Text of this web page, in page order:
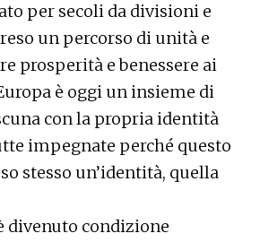
per secoli da divisioni e
un percorso di unità e
prosperità e benessere ai
è oggi un insieme di
con la propria identità
impegnate perché questo
stesso un’identità, quella
divenuto condizione